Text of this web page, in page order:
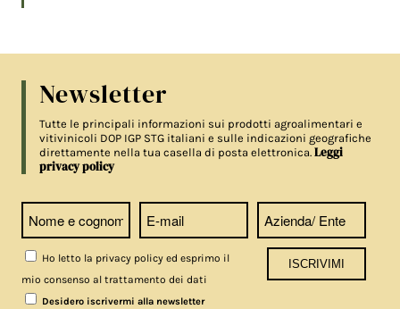
Newsletter
Tutte le principali informazioni sui prodotti agroalimentari e
vitivinicoli DOP IGP STG italiani e sulle indicazioni geografiche
direttamente nella tua casella di posta elettronica.Leggi
privacy policy
Ho letto la privacy policy ed esprimo il
mio consenso al trattamento dei dati
Desidero iscrivermi alla newsletter